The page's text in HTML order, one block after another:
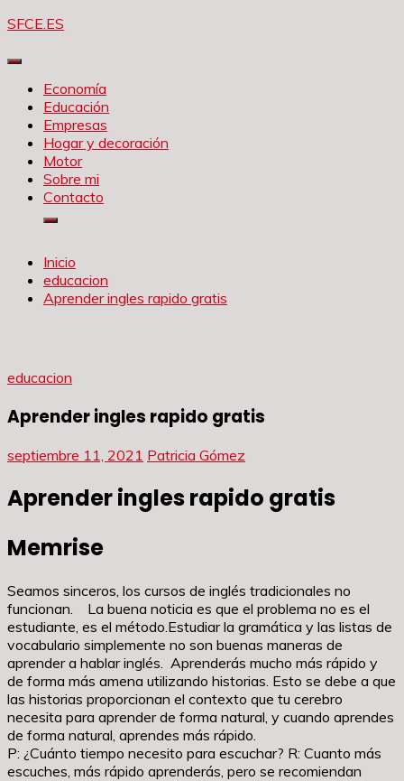
Saltar
contenido
SFCE.ES
Economía
Educación
Empresas
Hogar y decoración
Motor
Sobre mi
Contacto
Inicio
educacion
Aprender ingles rapido gratis
educacion
Aprender ingles rapido gratis
septiembre 11, 2021 Patricia Gómez
Aprender ingles rapido gratis
Memrise
Seamos sinceros, los cursos de inglés tradicionales no
funcionan. La buena noticia es que el problema no es el
estudiante, es el método.Estudiar la gramática y las listas de
vocabulario simplemente no son buenas maneras de
aprender a hablar inglés. Aprenderás mucho más rápido y
de forma más amena utilizando historias. Esto se debe a que
las historias proporcionan el contexto que tu cerebro
necesita para aprender de forma natural, y cuando aprendes
de forma natural, aprendes más rápido.
P: ¿Cuánto tiempo necesito para escuchar? R: Cuanto más
escuches, más rápido aprenderás, pero se recomiendan